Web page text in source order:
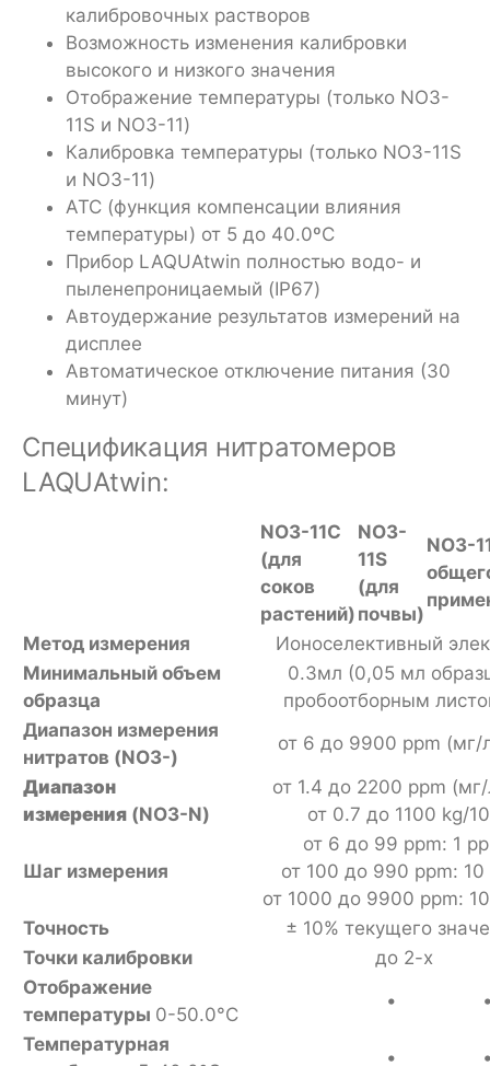
калибровочных растворов
Возможность изменения калибровки
высокого и низкого значения
Отображение температуры (только NO3-
11S и NO3-11)
Калибровка температуры (только NO3-11S
и NO3-11)
АТС (функция компенсации влияния
температуры) от 5 до 40.0ºC
Прибор LAQUAtwin полностью водо- и
пыленепроницаемый (IP67)
Автоудержание результатов измерений на
дисплее
Автоматическое отключение питания (30
минут)
Спецификация нитратомеров
LAQUAtwin:
NO3-11C
(для
соков
растений)
NO3-
11S
(для
почвы)
NO3-
Метод измерения
Ионоселективный
Минимальный объем
образца
0.3мл (0,05 мл
пробоотборным
Диапазон измерения
нитратов (NO3-)
от 6 до 9900 ppm (мг/
Диапазон
измерения (NO3-N)
от 1.4 до 2200 ppm
от 0.7 до 1100 kg/
Шаг измерения
от 6 до 99 ppm: 1
от 100 до 990 ppm: 10
от 1000 до 9900 ppm:
Точность
± 10% текущего
Точки калибровки
до 2-х
Отображение
температуры 0-50.0°C
•
Температурная
•